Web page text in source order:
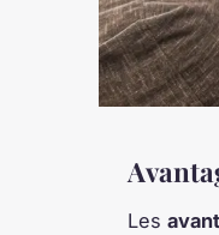
Les